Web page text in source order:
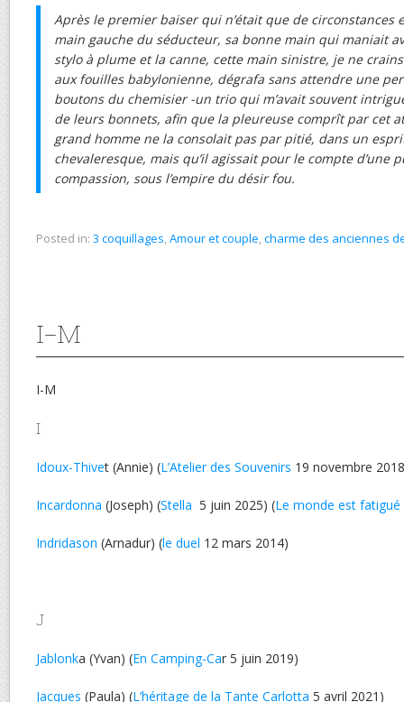
Après le premier baiser qui n’était que de circonstances
main gauche du séducteur, sa bonne main qui maniait
stylo à plume et la canne, cette main sinistre, je ne
aux fouilles babylonienne, dégrafa sans attendre une
boutons du chemisier -un trio qui m’avait souvent
de leurs bonnets, afin que la pleureuse comprît par cet
grand homme ne la consolait pas par pitié, dans un
chevaleresque, mais qu’il agissait pour le compte d’une
compassion, sous l’empire du désir fou.
Posted in: 3 coquillages,Amour et couple,charme des anciennes
I-M
I-M
I
Idoux-Thivet (Annie) (L’Atelier des Souvenirs 19 novembre
Incardonna (Joseph) (Stella 5 juin 2025) (Le monde est fatigué
Indridason (Arnadur) (le duel 12 mars 2014)
J
Jablonka (Yvan) (En Camping-Car 5 juin 2019)
Jacques (Paula) (L’héritage de la Tante Carlotta 5 avril 2021)